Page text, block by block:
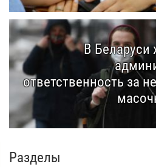
В Беларуси
ответственность за
Разделы